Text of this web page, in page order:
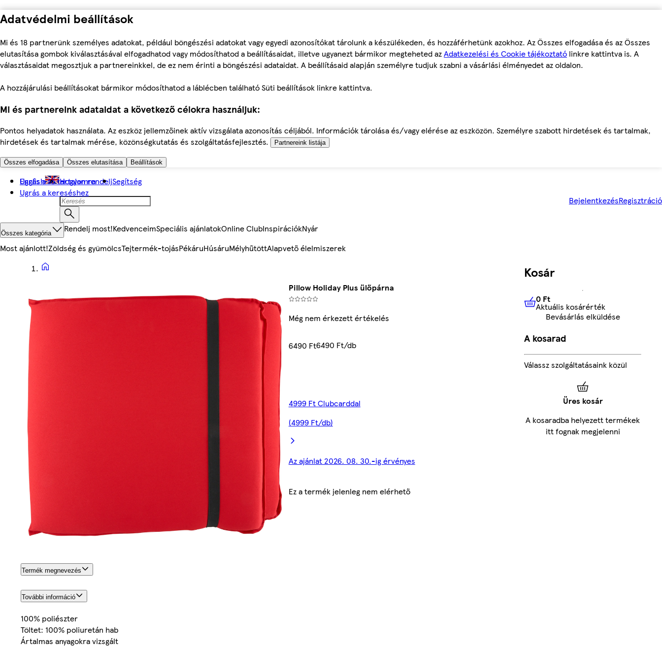
Adatvédelmi beállítások
Mi és 18 partnerünk személyes adatokat, például böngészési adatokat vagy egyedi azonosítókat tárolunk a készülékeden, és hozzáférhetünk azokhoz. Az Összes elfogadása és az Összes
elutasítása gombok kiválasztásával elfogadhatod vagy módosíthatod a beállításaidat, illetve ugyanezt bármikor megteheted azAdatkezelési és Cookie tájékoztató linkre kattintva is. A
választásaidat megosztjuk a partnereinkkel, de ez nem érinti a böngészési adataidat. A beállításaid alapján személyre tudjuk szabni a vásárlási élményedet az oldalon.
A hozzájárulási beállításokat bármikor módosíthatod a láblécben található Süti beállítások linkre kattintva.
Mi és partnereink adataidat a következő célokra használjuk:
Pontos helyadatok használata. Az eszköz jellemzőinek aktív vizsgálata azonosítás céljából. Információk tárolása és/vagy elérése az eszközön. Személyre szabott hirdetések és tartalmak,
hirdetések és tartalmak mérése, közönségkutatás és szolgáltatásfejlesztés.
Partnereink listája
Összes elfogadása Összes elutasítása Beállítások
Ugrás a fő tartalomra
Ugrás a kereséshez
English Hogyan rendeljSegítség
BejelentkezésRegisztráció
Összes kategória Rendelj most!KedvenceimSpeciális ajánlatokOnline ClubInspirációkNyár
Most ajánlott!Zöldség és gyümölcsTejtermék-tojásPékáruHúsáruMélyhűtöttAlapvető élelmiszerek
Pillow Holiday Plus ülőpárna
Még nem érkezett értékelés
6490 Ft6490 Ft/db
4999 Ft Clubcarddal
(4999 Ft/db)
Az ajánlat 2026. 08. 30.-ig érvényes
Ez a termék jelenleg nem elérhető
Termék megnevezés
További információ
100% poliészter
Töltet: 100% poliuretán hab
Ártalmas anyagokra vizsgált
Kosár
0 FtAktuális kosárérték
0 Ft
Aktuális kosárérték
Bevásárlás elküldése
A kosarad
Válassz szolgáltatásaink közül
Üres kosár
A kosaradba helyezett termékek
itt fognak megjelenni